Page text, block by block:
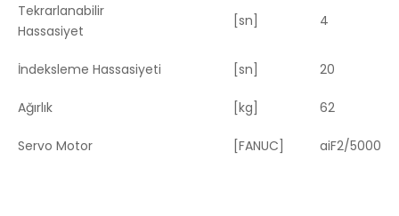
Tekrarlanabilir
Hassasiyet
[sn] 4
İndeksleme Hassasiyeti [sn] 20
Ağırlık [kg] 62
Servo Motor [FANUC] aiF2/5000